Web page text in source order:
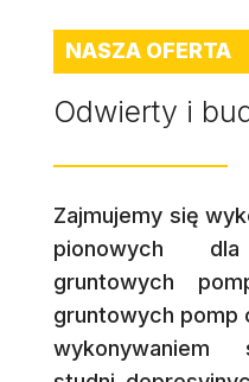
NASZA OFERTA
Odwierty i
Zajmujemy się
pionowych
gruntowych
gruntowych pomp
wykonywaniem